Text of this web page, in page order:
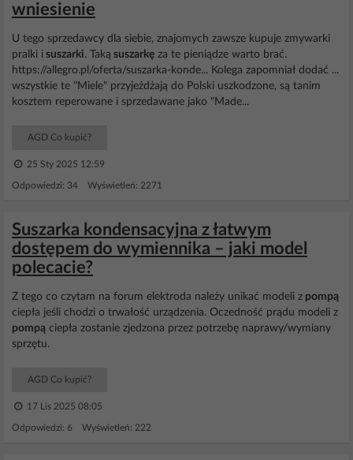
wniesienie
U tego sprzedawcy dla siebie, znajomych zawsze kupuje zmywarki
pralki i suszarki. Taką suszarkę za te pieniądze warto brać.
https://allegro.pl/oferta/suszarka-konde... Kolega zapomniał dodać ...
wszystkie te "Miele" przyjeżdżają do Polski uszkodzone, są tanim
kosztem reperowane i sprzedawane jako "Made...
AGD Co kupić?
25 Sty 2025 12:59
Odpowiedzi: 34 Wyświetleń: 2271
Suszarka kondensacyjna z łatwym
dostępem do wymiennika – jaki model
polecacie?
Z tego co czytam na forum elektroda należy unikać modeli z pompą
ciepła jeśli chodzi o trwałość urządzenia. Oczedność prądu modeli z
pompą ciepła zostanie zjedzona przez potrzebę naprawy/wymiany
sprzętu.
AGD Co kupić?
17 Lis 2025 08:05
Odpowiedzi: 6 Wyświetleń: 222